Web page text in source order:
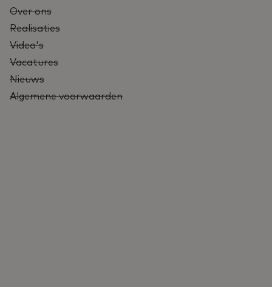
Over ons
Realisaties
Video's
Vacatures
Nieuws
Algemene voorwaarden